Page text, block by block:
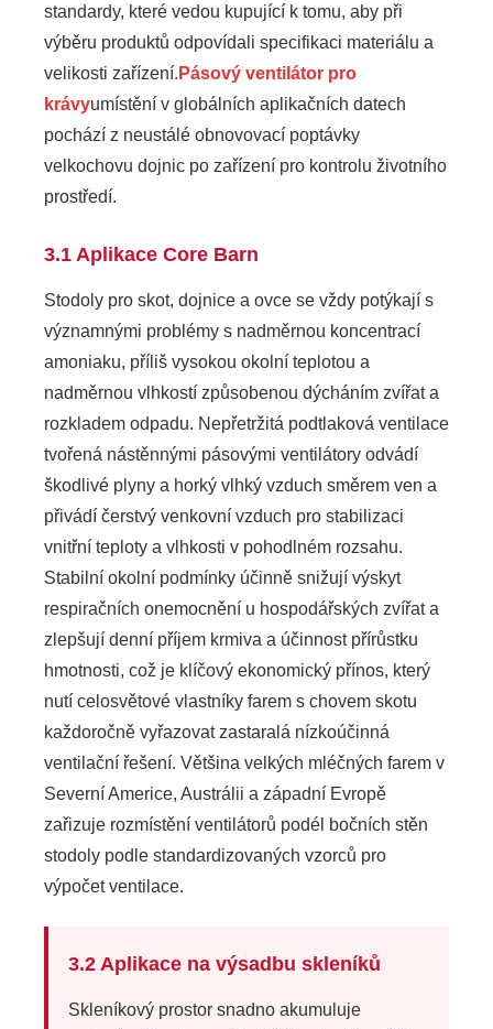
standardy, které vedou kupující k tomu, aby při
výběru produktů odpovídali specifikaci materiálu a
velikosti zařízení. Pásový ventilátor pro
krávyumístění v globálních aplikačních datech
pochází z neustálé obnovovací poptávky
velkochovu dojnic po zařízení pro kontrolu životního
prostředí.
3.1 Aplikace Core Barn
Stodoly pro skot, dojnice a ovce se vždy potýkají s
významnými problémy s nadměrnou koncentrací
amoniaku, příliš vysokou okolní teplotou a
nadměrnou vlhkostí způsobenou dýcháním zvířat a
rozkladem odpadu. Nepřetržitá podtlaková ventilace
tvořená nástěnnými pásovými ventilátory odvádí
škodlivé plyny a horký vlhký vzduch směrem ven a
přivádí čerstvý venkovní vzduch pro stabilizaci
vnitřní teploty a vlhkosti v pohodlném rozsahu.
Stabilní okolní podmínky účinně snižují výskyt
respiračních onemocnění u hospodářských zvířat a
zlepšují denní příjem krmiva a účinnost přírůstku
hmotnosti, což je klíčový ekonomický přínos, který
nutí celosvětové vlastníky farem s chovem skotu
každoročně vyřazovat zastaralá nízkoúčinná
ventilační řešení. Většina velkých mléčných farem v
Severní Americe, Austrálii a západní Evropě
zařizuje rozmístění ventilátorů podél bočních stěn
stodoly podle standardizovaných vzorců pro
výpočet ventilace.
3.2 Aplikace na výsadbu skleníků
Skleníkový prostor snadno akumuluje